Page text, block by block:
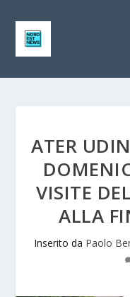
ATER
VISITE
ALLA
Inserito da Paolo